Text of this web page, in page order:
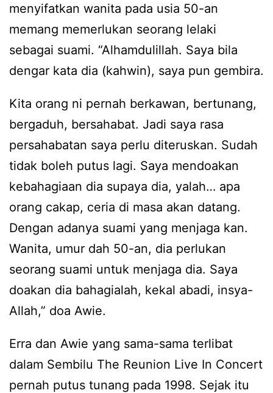
menyifatkan wanita pada usia 50-an
memang memerlukan seorang lelaki
sebagai suami. “Alhamdulillah. Saya bila
dengar kata dia (kahwin), saya pun gembira.
Kita orang ni pernah berkawan, bertunang,
bergaduh, bersahabat. Jadi saya rasa
persahabatan saya perlu diteruskan. Sudah
tidak boleh putus lagi. Saya mendoakan
kebahagiaan dia supaya dia, yalah… apa
orang cakap, ceria di masa akan datang.
Dengan adanya suami yang menjaga kan.
Wanita, umur dah 50-an, dia perlukan
seorang suami untuk menjaga dia. Saya
doakan dia bahagialah, kekal abadi, insya-
Allah,” doa Awie.
Erra dan Awie yang sama-sama terlibat
dalam Sembilu The Reunion Live In Concert
pernah putus tunang pada 1998. Sejak itu